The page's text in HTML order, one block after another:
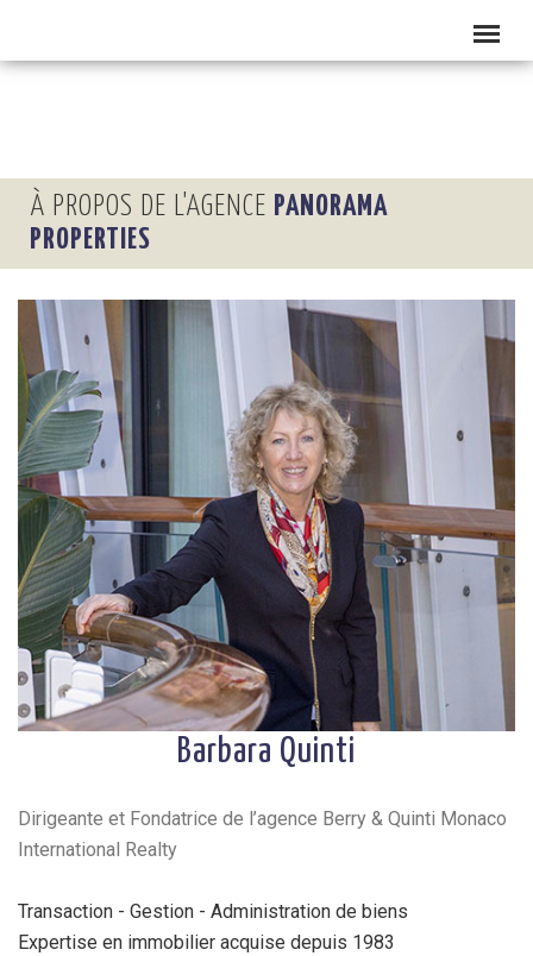
À PROPOS DE L'AGENCE PANORAMA
PROPERTIES
Barbara Quinti
Dirigeante et Fondatrice de l’agence Berry & Quinti Monaco
International Realty
Transaction - Gestion - Administration de biens
Expertise en immobilier acquise depuis 1983